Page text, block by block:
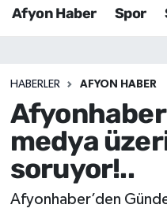
Afyon Haber Spor
HABERLER AFYON HABER
medya
soruyor!..
Afyonhaber’den
Sağlık
Eğitim